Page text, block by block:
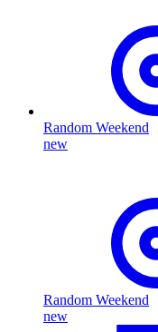
Random Weekend
new
Random Weekend
new